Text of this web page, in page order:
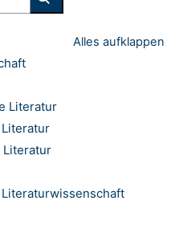
Kurse suchen
Alles aufklappen
Literatur
Literatur